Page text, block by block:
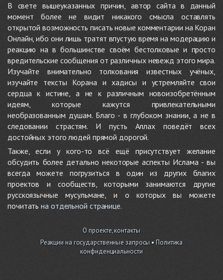
В свете вышеуказанных причин, автор сайта в данный
момент более не видит никакого смысла оставлять
открытой возможность писать новые комментарии на Коран
Онлайн, ибо они лишь тратят впустую время на модерацию и
реакцию на в большинстве своём бестолковые и просто
вредительские сообщения от различных невежд этого мира.
Изучайте внимательно толкования известных учёных,
изучайте тексты Корана и хадисы и устремляйте свои
сердца к истине, а не к различным новоизобретённым
идеям, которые кажутся привлекательными
необразованным душам. Благо - в глубоком знании, а не в
следовании страстям. И пусть Аллах поведёт всех
достойных этого людей прямой дорогой.
Также, если у кого-то всё ещё присутствует желание
обсудить более детально некоторые аспекты Ислама - вы
всегда можете погрузиться в один из других благих
проектов и сообществ, которыми занимаются другие
русскоязычные мусульмане, и о которых вы можете
почитатьна отдельной странице.
О проекте, контакты
Реакции на государственные запросы •Политика
конфиденциальности